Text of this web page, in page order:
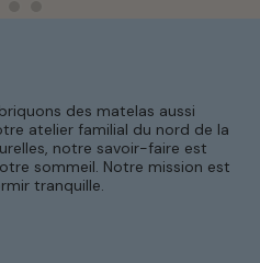
des matelas aussi
atelier familial du nord de la
notre savoir-faire est
sommeil. Notre mission est
tranquille.